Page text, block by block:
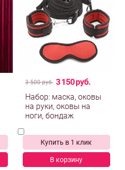
3 150 руб.
3 500 руб.
Купить в 1 клик
В корзину